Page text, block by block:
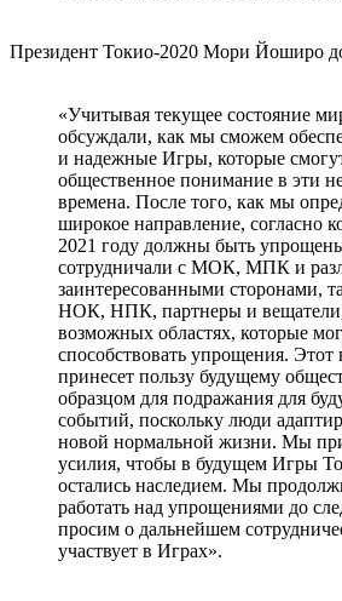
Президент Токио-2020 Мори Йоширо
«Учитывая текущее состояние
обсуждали, как мы сможем
и надежные Игры, которые
общественное понимание в эти
времена. После того, как мы
широкое направление, согласно
2021 году должны быть
сотрудничали с МОК, МПК и
заинтересованными сторонами,
НОК, НПК, партнеры и вещатели,
возможных областях, которые
способствовать упрощения. Этот
принесет пользу будущему
образцом для подражания для
событий, поскольку люди
новой нормальной жизни. Мы
усилия, чтобы в будущем Игры
остались наследием. Мы
работать над упрощениями до
просим о дальнейшем
участвует в Играх».